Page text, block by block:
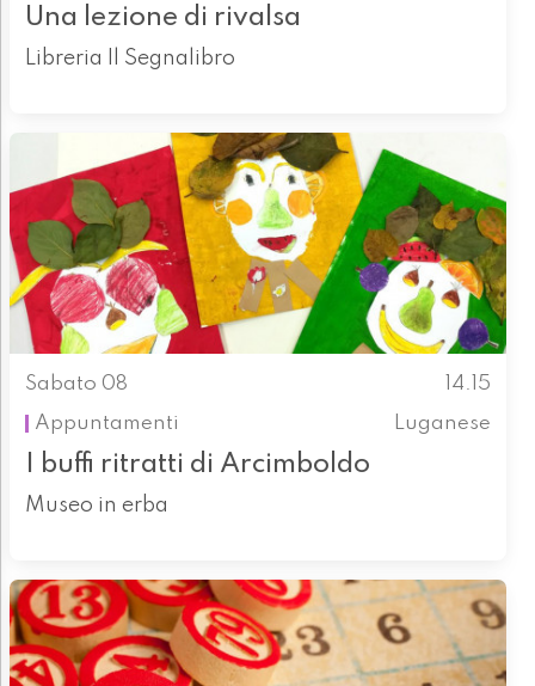
Una lezione di rivalsa
Libreria Il Segnalibro
Sabato 08
14.15
Appuntamenti
Luganese
I buffi ritratti di Arcimboldo
Museo in erba